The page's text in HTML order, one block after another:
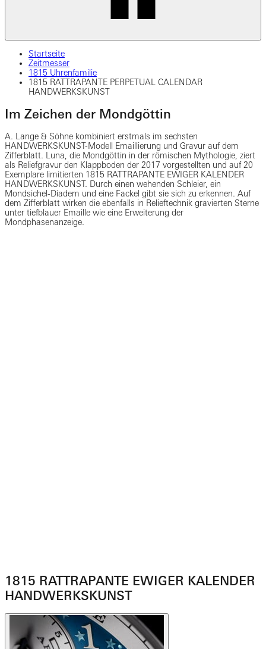
Startseite
Zeitmesser
1815 Uhrenfamilie
1815 RATTRAPANTE PERPETUAL CALENDAR
HANDWERKSKUNST
Im Zeichen der Mondgöttin
A. Lange & Söhne kombiniert erstmals im sechsten
HANDWERKSKUNST-Modell Emaillierung und Gravur auf dem
Zifferblatt. Luna, die Mondgöttin in der römischen Mythologie, ziert
als Reliefgravur den Klappboden der 2017 vorgestellten und auf 20
Exemplare limitierten 1815 RATTRAPANTE EWIGER KALENDER
HANDWERKSKUNST. Durch einen wehenden Schleier, ein
Mondsichel-Diadem und eine Fackel gibt sie sich zu erkennen. Auf
dem Zifferblatt wirken die ebenfalls in Relieftechnik gravierten Sterne
unter tiefblauer Emaille wie eine Erweiterung der
Mondphasenanzeige.
1815 RATTRAPANTE EWIGER KALENDER
HANDWERKSKUNST